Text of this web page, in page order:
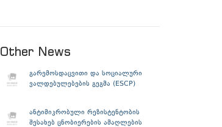
Other News
გარემოსდაცვითი და სოციალური
ვალდებულებების გეგმა (ESCP)
ანტიმიკრობული რეზისტენტობის
შესახებ ცნობიერების ამაღლების